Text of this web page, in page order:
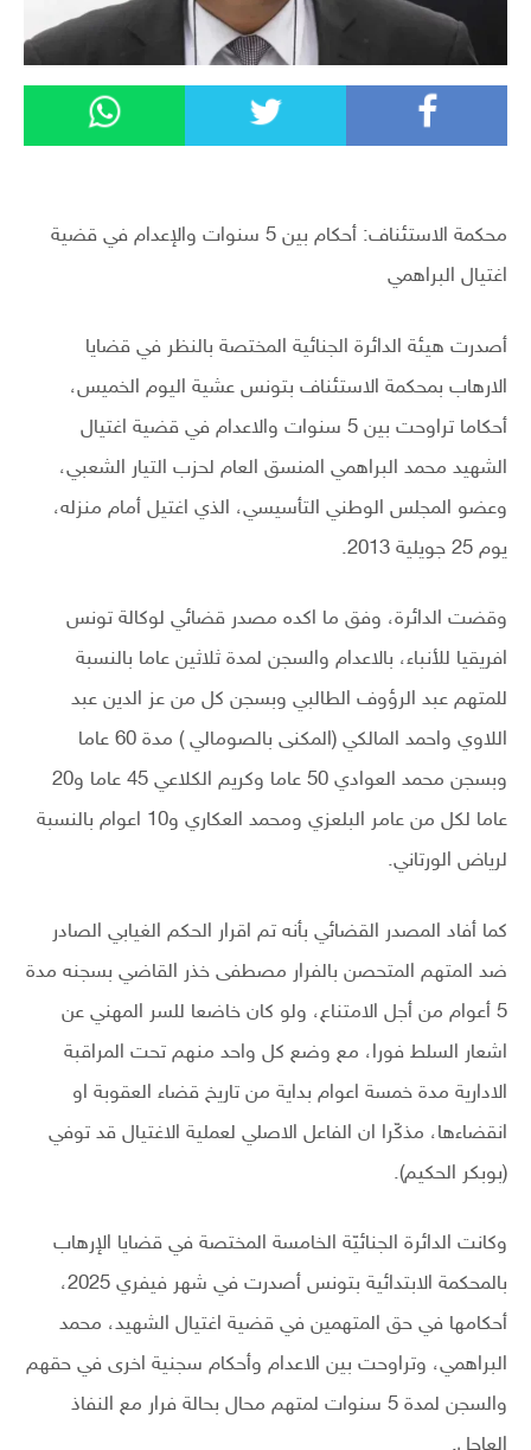
محكمة الاستئناف: أحكام بين 5 سنوات والإعدام في قضية
اغتيال البراهمي
أصدرت هيئة الدائرة الجنائية المختصة بالنظر في قضايا
الارهاب بمحكمة الاستئناف بتونس عشية اليوم الخميس،
أحكاما تراوحت بين 5 سنوات والاعدام في قضية اغتيال
الشهيد محمد البراهمي المنسق العام لحزب التيار الشعبي،
وعضو المجلس الوطني التأسيسي، الذي اغتيل أمام منزله،
يوم 25 جويلية 2013.
وقضت الدائرة، وفق ما اكده مصدر قضائي لوكالة تونس
افريقيا للأنباء، بالاعدام والسجن لمدة ثلاثين عاما بالنسبة
للمتهم عبد الرؤوف الطالبي وبسجن كل من عز الدين عبد
اللاوي واحمد المالكي (المكنى بالصومالي ) مدة 60 عاما
وبسجن محمد العوادي 50 عاما وكريم الكلاعي 45 عاما و20
عاما لكل من عامر البلعزي ومحمد العكاري و10 اعوام بالنسبة
لرياض الورتاني.
كما أفاد المصدر القضائي بأنه تم اقرار الحكم الغيابي الصادر
ضد المتهم المتحصن بالفرار مصطفى خذر القاضي بسجنه مدة
5 أعوام من أجل الامتناع، ولو كان خاضعا للسر المهني عن
اشعار السلط فورا، مع وضع كل واحد منهم تحت المراقبة
الادارية مدة خمسة اعوام بداية من تاريخ قضاء العقوبة او
انقضاءها، مذكّرا ان الفاعل الاصلي لعملية الاغتيال قد توفي
(بوبكر الحكيم).
وكانت الدائرة الجنائيّة الخامسة المختصة في قضايا الإرهاب
بالمحكمة الابتدائية بتونس أصدرت في شهر فيفري 2025،
أحكامها في حق المتهمين في قضية اغتيال الشهيد، محمد
البراهمي، وتراوحت بين الاعدام وأحكام سجنية اخرى في حقهم
والسجن لمدة 5 سنوات لمتهم محال بحالة فرار مع النفاذ